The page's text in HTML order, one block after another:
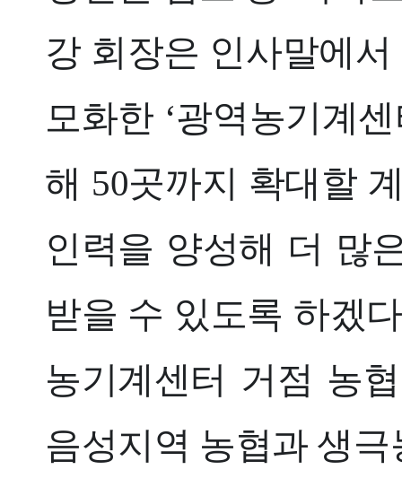
강 회장은 인사말에
모화한 ‘광역농기계
해 50곳까지 확대할
인력을 양성해 더 많
받을 수 있도록 하겠
농기계센터 거점 농
음성지역 농협과 생